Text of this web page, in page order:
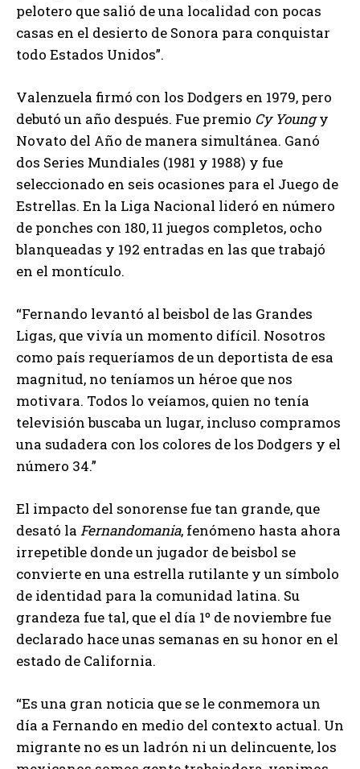
pelotero que salió de una localidad con pocas
casas en el desierto de Sonora para conquistar
todo Estados Unidos”.
Valenzuela firmó con los Dodgers en 1979, pero
debutó un año después. Fue premio Cy Youngy
Novato del Año de manera simultánea. Ganó
dos Series Mundiales (1981 y 1988) y fue
seleccionado en seis ocasiones para el Juego de
Estrellas. En la Liga Nacional lideró en número
de ponches con 180, 11 juegos completos, ocho
blanqueadas y 192 entradas en las que trabajó
en el montículo.
“Fernando levantó al beisbol de las Grandes
Ligas, que vivía un momento difícil. Nosotros
como país requeríamos de un deportista de esa
magnitud, no teníamos un héroe que nos
motivara. Todos lo veíamos, quien no tenía
televisión buscaba un lugar, incluso compramos
una sudadera con los colores de los Dodgers y el
número 34.”
El impacto del sonorense fue tan grande, que
desató la Fernandomania, fenómeno hasta ahora
irrepetible donde un jugador de beisbol se
convierte en una estrella rutilante y un símbolo
de identidad para la comunidad latina. Su
grandeza fue tal, que el día 1º de noviembre fue
declarado hace unas semanas en su honor en el
estado de California.
“Es una gran noticia que se le conmemora un
día a Fernando en medio del contexto actual. Un
migrante no es un ladrón ni un delincuente, los